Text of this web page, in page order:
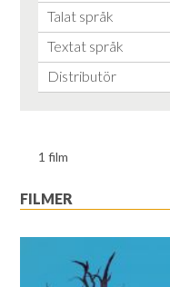
Talat språk
Textat språk
Distributör
1 film
FILMER